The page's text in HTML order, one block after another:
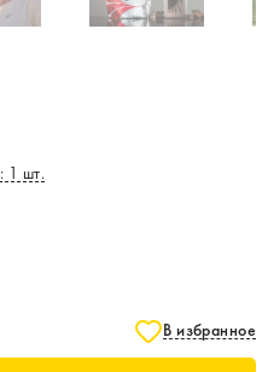
: 1 шт.
В избранное